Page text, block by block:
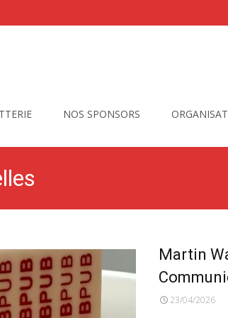
NOS SPONSORS
Martin
23/04/2026